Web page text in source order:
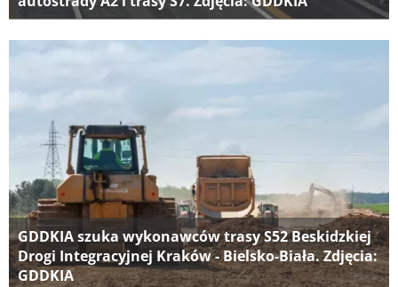
GDDKIA szuka wykonawców trasy S52 Beskidzkiej
Drogi Integracyjnej Kraków - Bielsko-Biała. Zdjęcia:
GDDKIA